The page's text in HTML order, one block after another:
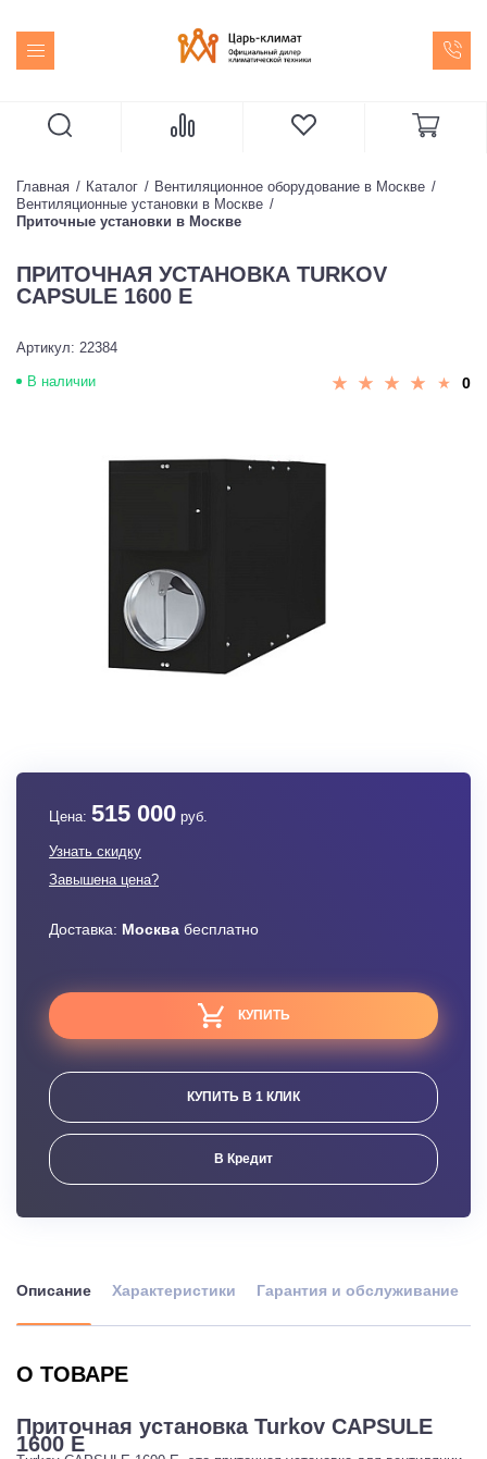
Главная Каталог
Вентиляционное оборудование в Москве
Вентиляционные установки в Москве
Приточные установки в Москве
ПРИТОЧНАЯ УСТАНОВКА TURKOV
CAPSULE 1600 E
Артикул: 22384
В наличии 0
Цена: 515 000 руб.
Узнать скидку
Завышена цена?
Доставка: Москва бесплатно
КУПИТЬ
КУПИТЬ В 1 КЛИК
В Кредит
Описание Характеристики Гарантия и обслуживание
О ТОВАРЕ
Приточная установка Turkov CAPSULE
1600 E